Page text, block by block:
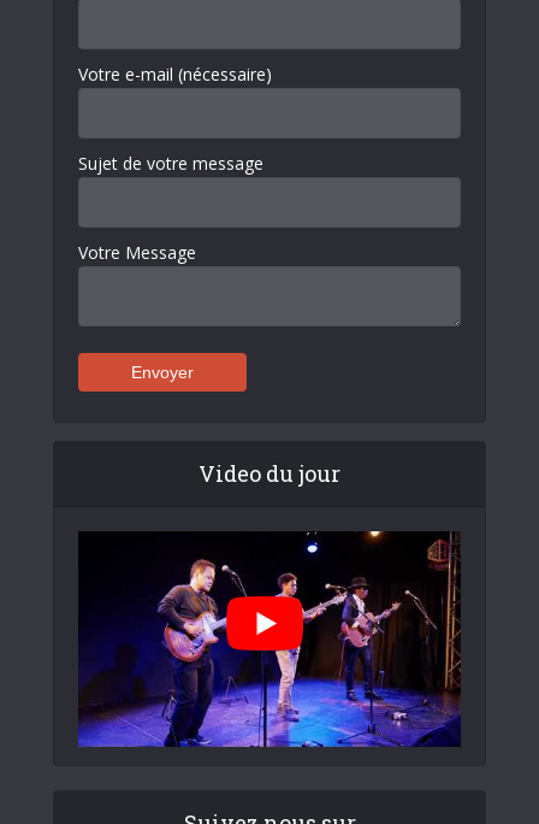
Votre e-mail (nécessaire)
Sujet de votre message
Votre Message
Video du jour